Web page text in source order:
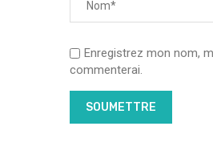
Enregistrez mon nom,
commenterai.